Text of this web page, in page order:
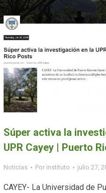
Súper activa la
UPR Cayey | Puerto
Noticias Por instituto julio 27,
CAYEY- La Universidad de